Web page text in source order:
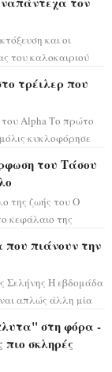
και οι
του καλοκαιριού
τρέιλερ που
Alpha Το πρώτο
κυκλοφόρησε
του Τάσου
της ζωής του Ο
κεφάλαιο της
πιάνουν την
Σελήνης Η εβδομάδα
απλώς άλλη μία
στη φόρα -
σκληρές